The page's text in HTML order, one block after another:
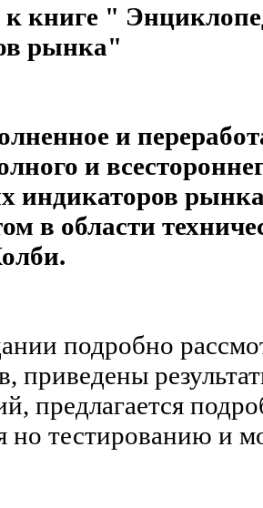
книге "
рынка"
и
и
индикаторов
в области
подробно
приведены
предлагается
но тестированию и